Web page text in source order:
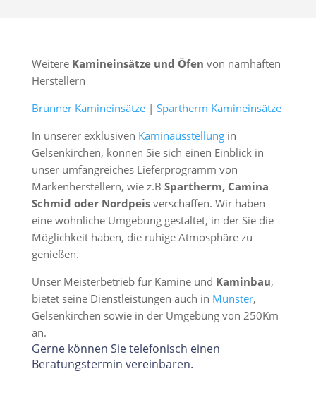
Weitere Kamineinsätze und Öfen von namhaften
Herstellern
Brunner Kamineinsätze| Spartherm Kamineinsätze
In unserer exklusiven Kaminausstellungin
Gelsenkirchen, können Sie sich einen Einblick in
unser umfangreiches Lieferprogramm von
Markenherstellern, wie z.B Spartherm, Camina
Schmid oder Nordpeisverschaffen. Wir haben
eine wohnliche Umgebung gestaltet, in der Sie die
Möglichkeit haben, die ruhige Atmosphäre zu
genießen.
Unser Meisterbetrieb für Kamine und Kaminbau,
bietet seine Dienstleistungen auch in Münster,
Gelsenkirchen sowie in der Umgebung von 250Km
an.
Gerne können Sie telefonisch einen
Beratungstermin vereinbaren.